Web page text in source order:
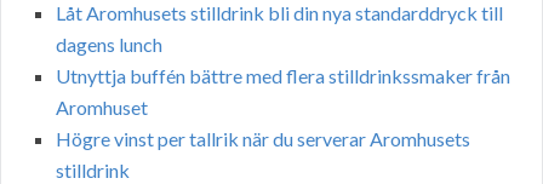
Låt Aromhusets stilldrink bli din nya standarddryck till
dagens lunch
Utnyttja buffén bättre med flera stilldrinkssmaker från
Aromhuset
Högre vinst per tallrik när du serverar Aromhusets
stilldrink